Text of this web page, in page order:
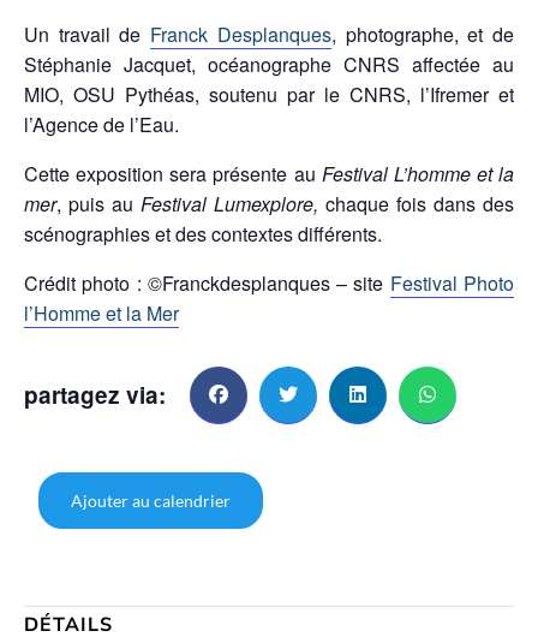
Un travail de Franck Desplanques, photographe, et de
Stéphanie Jacquet, océanographe CNRS affectée au
MIO, OSU Pythéas, soutenu par le CNRS, l’Ifremer et
l’Agence de l’Eau.
Cette exposition sera présente au Festival L’homme et la
mer, puis au Festival Lumexplore, chaque fois dans des
scénographies et des contextes différents.
Crédit photo : ©Franckdesplanques – site Festival Photo
l’Homme et la Mer
partagez via:
Ajouter au calendrier
DÉTAILS